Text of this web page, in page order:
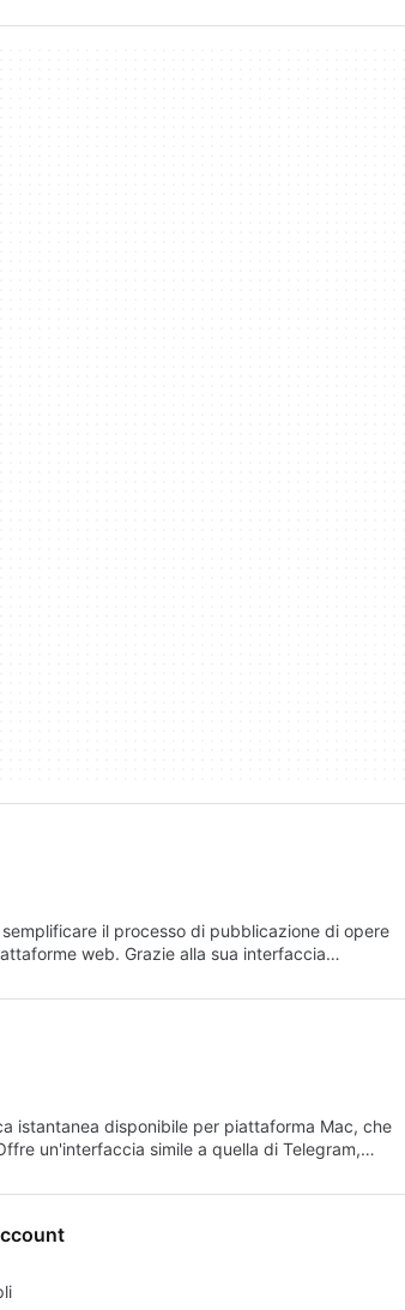
il processo di pubblicazione di opere
web. Grazie alla sua interfaccia…
istantanea disponibile per piattaforma Mac, che
un'interfaccia simile a quella di Telegram,…